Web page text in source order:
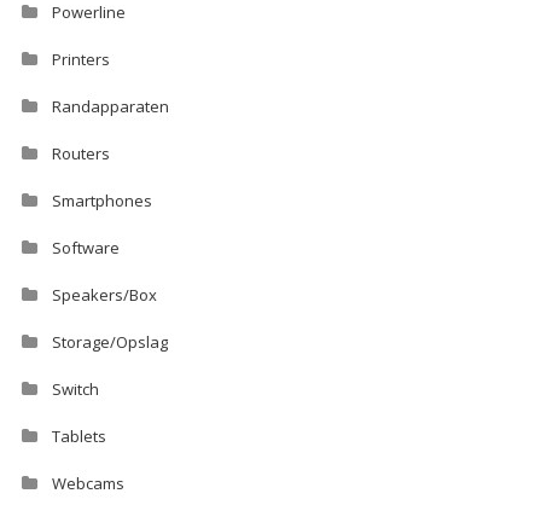
Powerline
Printers
Randapparaten
Routers
Smartphones
Software
Speakers/Box
Storage/Opslag
Switch
Tablets
Webcams